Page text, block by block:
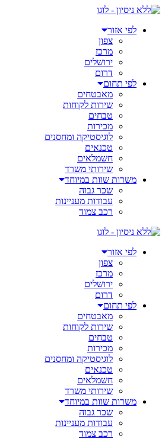
דלג
לפי אזור
צפון
מרכז
ירושלים
דרום
לפי תחום
מאבטחים
שירות לקוחות
טבחים
מכירות
לוגיסטיקה ומחסנים
טכנאים
חשמלאים
שירותי משרד
משרות שוות במיוחד
שכר גבוה
עבודות מעניינות
רכב צמוד
לפי אזור
צפון
מרכז
ירושלים
דרום
לפי תחום
מאבטחים
שירות לקוחות
טבחים
מכירות
לוגיסטיקה ומחסנים
טכנאים
חשמלאים
שירותי משרד
משרות שוות במיוחד
שכר גבוה
עבודות מעניינות
רכב צמוד